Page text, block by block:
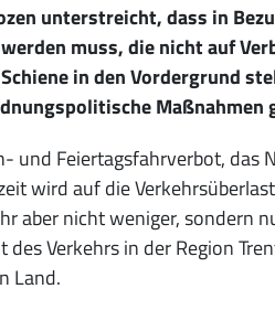
unterstreicht, dass in
muss, die nicht auf
in den Vordergrund
Maßnahmen
und Feiertagsfahrverbot, das
wird auf die
aber nicht weniger, sondern
des Verkehrs in der Region
Land.